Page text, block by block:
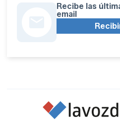
Recibe las
email